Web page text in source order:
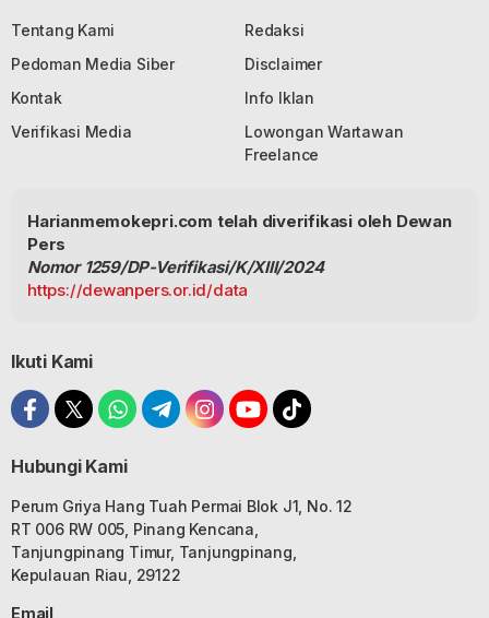
Tentang Kami
Redaksi
Pedoman Media Siber
Disclaimer
Kontak
Info Iklan
Verifikasi Media
Lowongan Wartawan
Freelance
Harianmemokepri.com telah diverifikasi oleh Dewan
Pers
Nomor 1259/DP-Verifikasi/K/XIII/2024
https://dewanpers.or.id/data
Ikuti Kami
Hubungi Kami
Perum Griya Hang Tuah Permai Blok J1, No. 12
RT 006 RW 005, Pinang Kencana,
Tanjungpinang Timur, Tanjungpinang,
Kepulauan Riau, 29122
Email